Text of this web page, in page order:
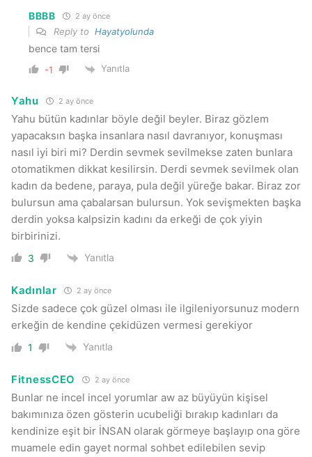
BBBB 2 ay önce
Reply to Hayatyolunda
bence tam tersi
-1 Yanıtla
Yahu 2 ay önce
Yahu bütün kadınlar böyle değil beyler. Biraz gözlem
yapacaksın başka insanlara nasıl davranıyor, konuşması
nasıl iyi biri mi? Derdin sevmek sevilmekse zaten bunlara
otomatikmen dikkat kesilirsin. Derdi sevmek sevilmek olan
kadın da bedene, paraya, pula değil yüreğe bakar. Biraz zor
bulursun ama çabalarsan bulursun. Yok sevişmekten başka
derdin yoksa kalpsizin kadını da erkeği de çok yiyin
birbirinizi.
3 Yanıtla
Kadınlar 2 ay önce
Sizde sadece çok güzel olması ile ilgileniyorsunuz modern
erkeğin de kendine çekidüzen vermesi gerekiyor
1 Yanıtla
FitnessCEO 2 ay önce
Bunlar ne incel incel yorumlar aw az büyüyün kişisel
bakımınıza özen gösterin ucubeliği bırakıp kadınları da
kendinize eşit bir İNSAN olarak görmeye başlayıp ona göre
muamele edin gayet normal sohbet edilebilen sevip